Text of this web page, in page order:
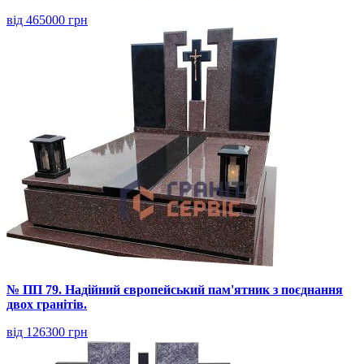
від 465000 грн
№ ПП 79. Надійний європейський пам'ятник з поєднання
двох гранітів.
від 126300 грн